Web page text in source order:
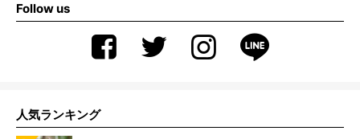
Follow us
人気ランキング